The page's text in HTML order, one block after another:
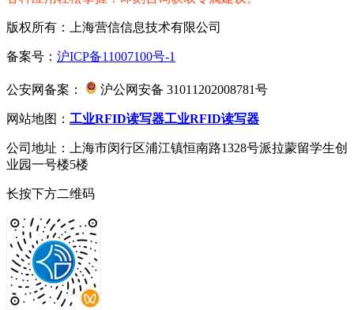
版权所有：上海营信信息技术有限公司
备案号： 沪ICP备11007100号-1
公安网备案： 沪公网安备 31011202008781号
网站地图： 工业RFID读写器工业RFID读写器
公司地址：上海市闵行区浦江镇恒南路1328号派拉蒙留学生创
业园一号楼5楼
长按下方二维码